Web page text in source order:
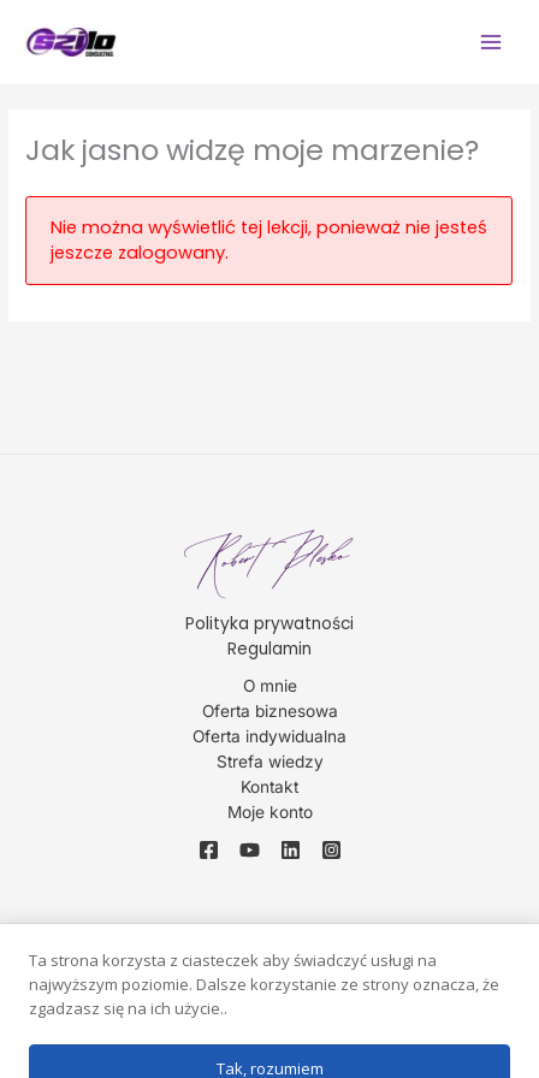
treści
Jak jasno widzę moje marzenie?
Nie można wyświetlić tej lekcji, ponieważ nie jesteś
jeszcze zalogowany.
Polityka prywatności
Regulamin
O mnie
Oferta biznesowa
Oferta indywidualna
Strefa wiedzy
Kontakt
Moje konto
Copyright © 2026 Robert Plesko
Realizacja strony Agnieszka W Kośla
Ta strona korzysta z ciasteczek aby świadczyć usługi na
najwyższym poziomie. Dalsze korzystanie ze strony oznacza, że
zgadzasz się na ich użycie..
Tak, rozumiem